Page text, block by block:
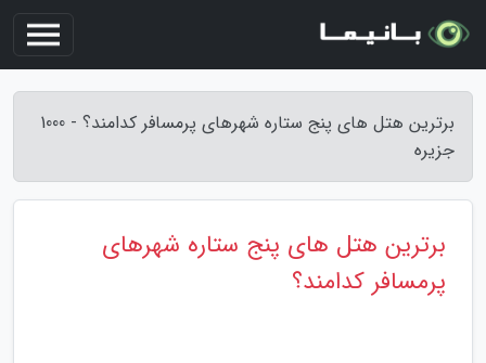
برترین هتل های پنج ستاره شهرهای پرمسافر کدامند؟ - 1000
جزیره
برترین هتل های پنج ستاره شهرهای
پرمسافر کدامند؟